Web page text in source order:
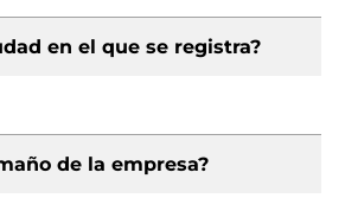
en el que se registra?
de la empresa?